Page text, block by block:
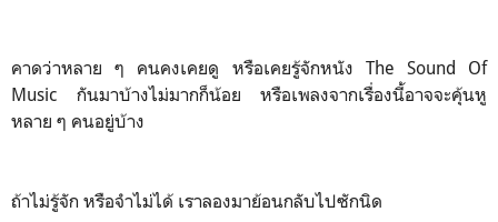
คาดว่าหลาย ๆ คนคงเคยดู หรือเคยรู้จักหนัง The Sound Of
Music กันมาบ้างไม่มากก็น้อย หรือเพลงจากเรื่องนี้อาจจะคุ้นหู
หลาย ๆ คนอยู่บ้าง
ถ้าไม่รู้จัก หรือจำไม่ได้ เราลองมาย้อนกลับไปซักนิด